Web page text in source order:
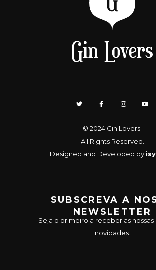
© 2024 Gin Lovers
All Rights Reserved.
Designed and Developed by isy
SUBSCREVA A
NEWSLETTER
Seja o primeiro a receber as nossas
novidades.